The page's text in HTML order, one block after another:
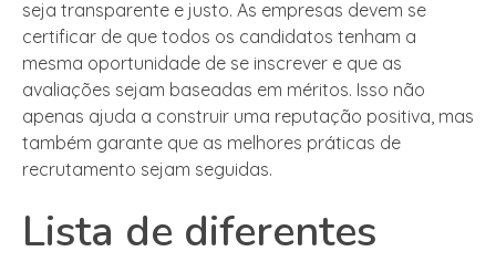
seja transparente e justo. As empresas devem se
certificar de que todos os candidatos tenham a
mesma oportunidade de se inscrever e que as
avaliações sejam baseadas em méritos. Isso não
apenas ajuda a construir uma reputação positiva, mas
também garante que as melhores práticas de
recrutamento sejam seguidas.
Lista de diferentes